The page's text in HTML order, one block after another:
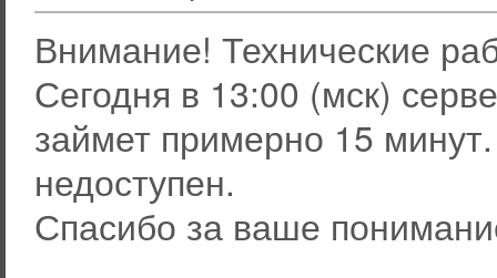
Внимание! Технические
Сегодня в 13:00 (мск)
займет примерно 15
недоступен.
Спасибо за ваше